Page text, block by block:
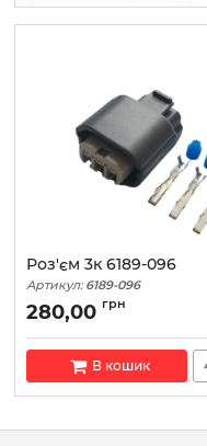
Роз'єм 3к 6189-096
Артикул: 6189-096
280,00 грн
В кошик